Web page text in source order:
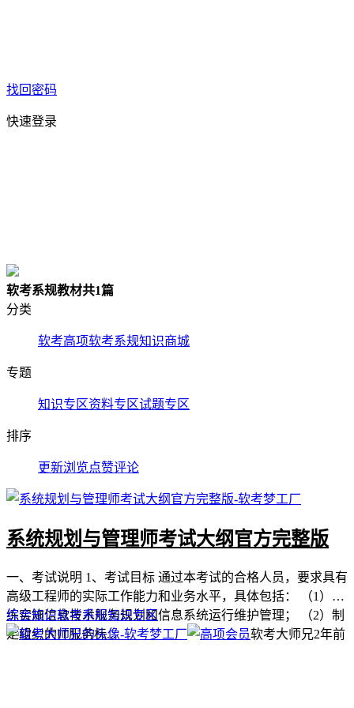
找回密码
快速登录
软考系规教材共1篇
分类
软考高项软考系规知识商城
专题
知识专区资料专区试题专区
排序
更新浏览点赞评论
系统规划与管理师考试大纲官方完整版
一、考试说明 1、考试目标 通过本考试的合格人员，要求具有
高级工程师的实际工作能力和业务水平，具体包括： （1）熟
练实施信息技术服务规划和信息系统运行维护管理； （2）制
定组织的IT服务标...
综合知识软考系规知识专区
软考大师兄2年前